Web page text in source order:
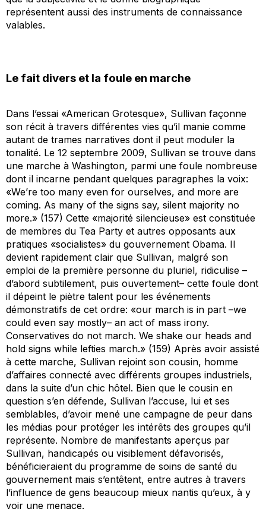
représentent aussi des instruments de connaissance
valables.
Le fait divers et la foule en marche
Dans l’essai «American Grotesque», Sullivan façonne
son récit à travers différentes vies qu’il manie comme
autant de trames narratives dont il peut moduler la
tonalité. Le 12 septembre 2009, Sullivan se trouve dans
une marche à Washington, parmi une foule nombreuse
dont il incarne pendant quelques paragraphes la voix:
«We’re too many even for ourselves, and more are
coming. As many of the signs say, silent majority no
more.» (157) Cette «majorité silencieuse» est constituée
de membres du Tea Party et autres opposants aux
pratiques «socialistes» du gouvernement Obama. Il
devient rapidement clair que Sullivan, malgré son
emploi de la première personne du pluriel, ridiculise –
d’abord subtilement, puis ouvertement– cette foule dont
il dépeint le piètre talent pour les événements
démonstratifs de cet ordre: «our march is in part –we
could even say mostly– an act of mass irony.
Conservatives do not march. We shake our heads and
hold signs while lefties march.» (159) Après avoir assisté
à cette marche, Sullivan rejoint son cousin, homme
d’affaires connecté avec différents groupes industriels,
dans la suite d’un chic hôtel. Bien que le cousin en
question s’en défende, Sullivan l’accuse, lui et ses
semblables, d’avoir mené une campagne de peur dans
les médias pour protéger les intérêts des groupes qu’il
représente. Nombre de manifestants aperçus par
Sullivan, handicapés ou visiblement défavorisés,
bénéficieraient du programme de soins de santé du
gouvernement mais s’entêtent, entre autres à travers
l’influence de gens beaucoup mieux nantis qu’eux, à y
voir une menace.